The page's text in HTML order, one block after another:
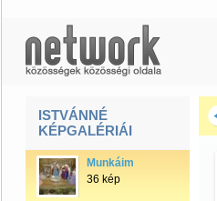
ISTVÁNNÉ
KÉPGALÉRIÁI
Munkáim
36 kép